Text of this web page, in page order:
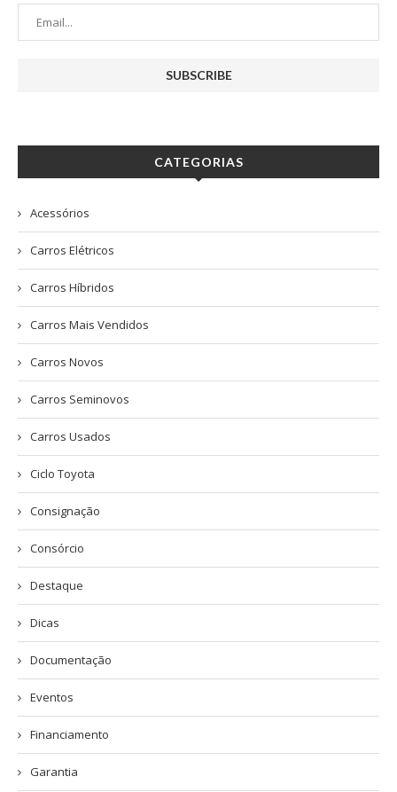
CATEGORIAS
Acessórios
Carros Elétricos
Carros Híbridos
Carros Mais Vendidos
Carros Novos
Carros Seminovos
Carros Usados
Ciclo Toyota
Consignação
Consórcio
Destaque
Dicas
Documentação
Eventos
Financiamento
Garantia